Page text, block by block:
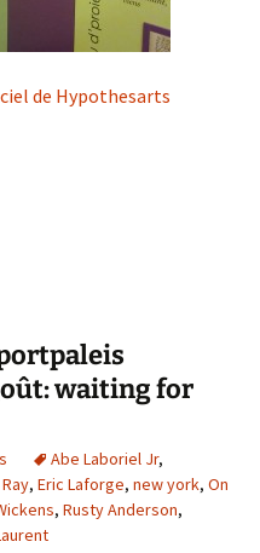
de Hypothesarts
waiting for
Abe Laboriel Jr,
, Eric Laforge, new york, On
, Rusty Anderson,